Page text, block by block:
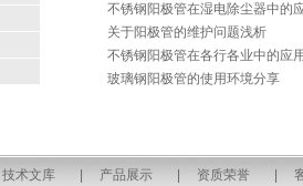
不锈钢阳极管在湿电除尘器中的
关于阳极管的维护问题浅析
不锈钢阳极管在各行各业中的应
玻璃钢阳极管的使用环境分享
技术文库 产品展示 资质荣誉